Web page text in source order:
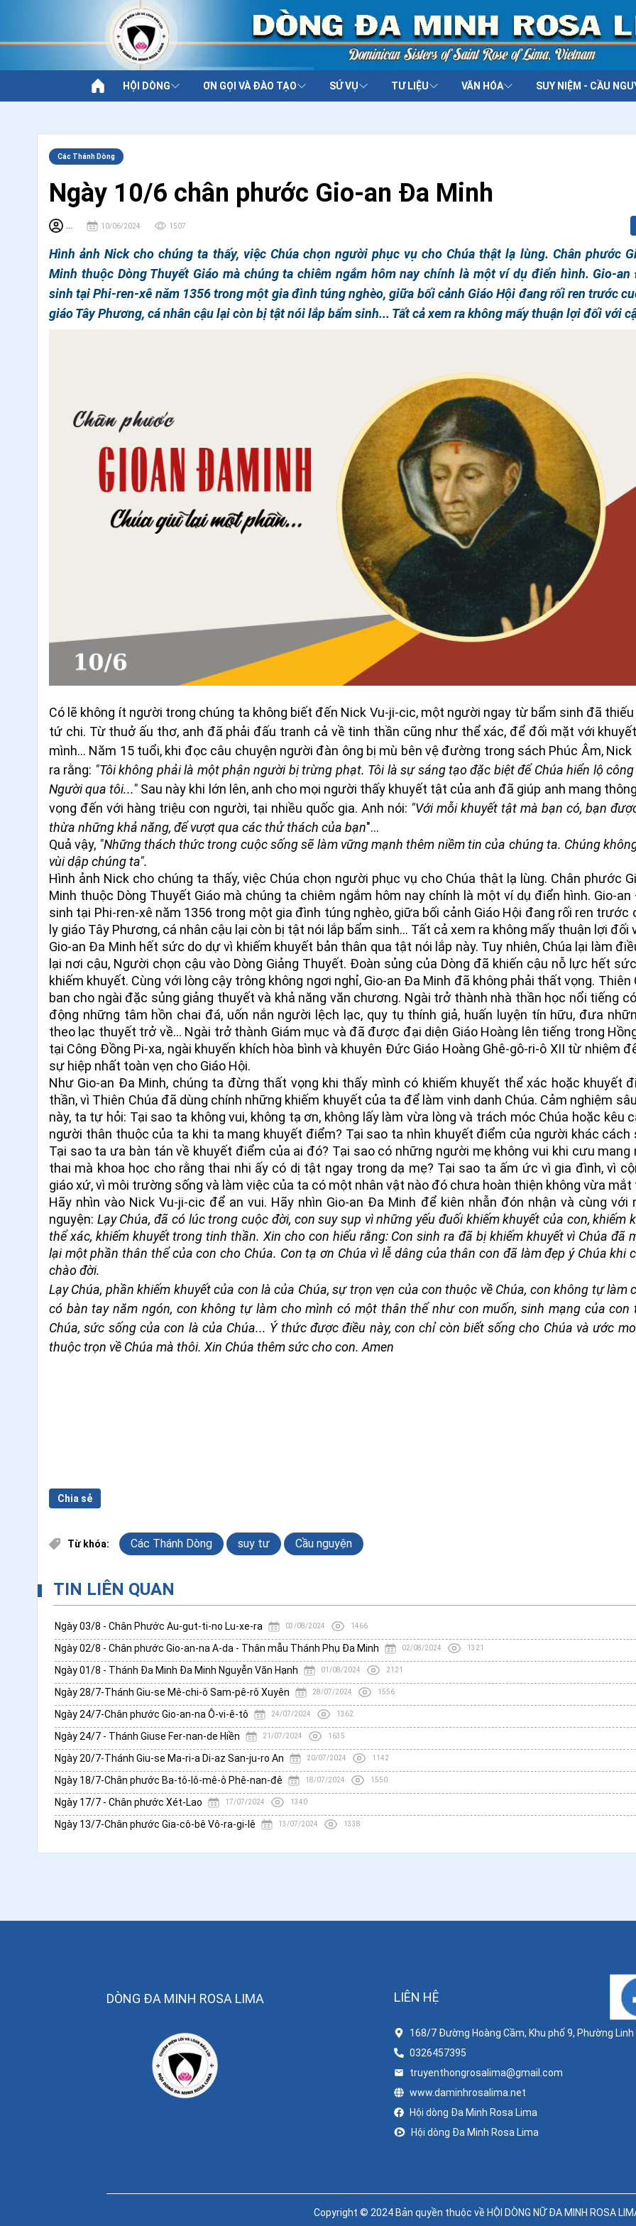
HỘI DÒNG ƠN GỌI VÀ ĐÀO TẠO SỨ VỤ TƯ LIỆU VĂN HÓA SUY NIỆM - CẦU
Các Thánh Dòng
Ngày 10/6 chân phước Gio-an Đa Minh
... 10/06/2024 1507
Hình ảnh Nick cho chúng ta thấy, việc Chúa chọn người phục vụ cho Chúa thật lạ lùng. Chân phước
Minh thuộc Dòng Thuyết Giáo mà chúng ta chiêm ngắm hôm nay chính là một ví dụ điển hình. Gio-an
sinh tại Phi-ren-xê năm 1356 trong một gia đình túng nghèo, giữa bối cảnh Giáo Hội đang rối ren trước
giáo Tây Phương, cá nhân cậu lại còn bị tật nói lắp bẩm sinh... Tất cả xem ra không mấy thuận lợi đối với
Có lẽ không ít người trong chúng ta không biết đến Nick Vu-ji-cic, một người ngay từ bẩm sinh đã
tứ chi. Từ thuở ấu thơ, anh đã phải đấu tranh cả về tinh thần cũng như thể xác, để đối mặt với
mình... Năm 15 tuổi, khi đọc câu chuyện người đàn ông bị mù bên vệ đường trong sách Phúc Âm,
ra rằng: "Tôi không phải là một phận người bị trừng phạt. Tôi là sự sáng tạo đặc biệt để Chúa hiển lộ công
Người qua tôi..." Sau này khi lớn lên, anh cho mọi người thấy khuyết tật của anh đã giúp anh mang
vọng đến với hàng triệu con người, tại nhiều quốc gia. Anh nói: "Với mỗi khuyết tật mà bạn có, bạn
thừa những khả năng, để vượt qua các thử thách của bạn"...
Quả vậy, "Những thách thức trong cuộc sống sẽ làm vững mạnh thêm niềm tin của chúng ta. Chúng
vùi dập chúng ta".
Hình ảnh Nick cho chúng ta thấy, việc Chúa chọn người phục vụ cho Chúa thật lạ lùng. Chân phước
Minh thuộc Dòng Thuyết Giáo mà chúng ta chiêm ngắm hôm nay chính là một ví dụ điển hình. Gio-an
sinh tại Phi-ren-xê năm 1356 trong một gia đình túng nghèo, giữa bối cảnh Giáo Hội đang rối ren trước
ly giáo Tây Phương, cá nhân cậu lại còn bị tật nói lắp bẩm sinh... Tất cả xem ra không mấy thuận lợi đối
Gio-an Đa Minh hết sức do dự vì khiếm khuyết bản thân qua tật nói lắp này. Tuy nhiên, Chúa lại làm
lại nơi cậu, Người chọn cậu vào Dòng Giảng Thuyết. Đoàn sủng của Dòng đã khiến cậu nỗ lực hết
khiếm khuyết. Cùng với lòng cậy trông không ngơi nghỉ, Gio-an Đa Minh đã không phải thất vọng. Thiên
ban cho ngài đặc sủng giảng thuyết và khả năng văn chương. Ngài trở thành nhà thần học nổi tiếng
động những tâm hồn chai đá, uốn nắn người lệch lạc, quy tụ thính giả, huấn luyện tín hữu, đưa
theo lạc thuyết trở về... Ngài trở thành Giám mục và đã được đại diện Giáo Hoàng lên tiếng trong
tại Công Đồng Pi-xa, ngài khuyến khích hòa bình và khuyên Đức Giáo Hoàng Ghê-gô-ri-ô XII từ nhiệm
sự hiệp nhất toàn vẹn cho Giáo Hội.
Như Gio-an Đa Minh, chúng ta đừng thất vọng khi thấy mình có khiếm khuyết thể xác hoặc khuyết
thần, vì Thiên Chúa đã dùng chính những khiếm khuyết của ta để làm vinh danh Chúa. Cảm nghiệm
này, ta tự hỏi: Tại sao ta không vui, không tạ ơn, không lấy làm vừa lòng và trách móc Chúa hoặc kêu
người thân thuộc của ta khi ta mang khuyết điểm? Tại sao ta nhìn khuyết điểm của người khác cách
Tại sao ta ưa bàn tán về khuyết điểm của ai đó? Tại sao có những người mẹ không vui khi cưu mang
thai mà khoa học cho rằng thai nhi ấy có dị tật ngay trong dạ mẹ? Tại sao ta ấm ức vì gia đình, vì
giáo xứ, vì môi trường sống và làm việc của ta có một nhân vật nào đó chưa hoàn thiện không vừa mắt
Hãy nhìn vào Nick Vu-ji-cic để an vui. Hãy nhìn Gio-an Đa Minh để kiên nhẫn đón nhận và cùng với
nguyện: Lạy Chúa, đã có lúc trong cuộc đời, con suy sụp vì những yếu đuối khiếm khuyết của con, khiếm
thể xác, khiếm khuyết trong tinh thần. Xin cho con hiểu rằng: Con sinh ra đã bị khiếm khuyết vì Chúa đã
lại một phần thân thể của con cho Chúa. Con tạ ơn Chúa vì lễ dâng của thân con đã làm đẹp ý Chúa khi
chào đời.
Lạy Chúa, phần khiếm khuyết của con là của Chúa, sự trọn vẹn của con thuộc về Chúa, con không tự làm
có bàn tay năm ngón, con không tự làm cho mình có một thân thể như con muốn, sinh mạng của con
Chúa, sức sống của con là của Chúa... Ý thức được điều này, con chỉ còn biết sống cho Chúa và ước
thuộc trọn về Chúa mà thôi. Xin Chúa thêm sức cho con. Amen
Chia sẻ
Từ khóa: Các Thánh Dòng suy tư Cầu nguyện
TIN LIÊN QUAN
Ngày 03/8 - Chân Phước Au-gut-ti-no Lu-xe-ra 03/08/2024 1466
Ngày 02/8 - Chân phước Gio-an-na A-da - Thân mẫu Thánh Phụ Đa Minh 02/08/2024 1321
Ngày 01/8 - Thánh Đa Minh Đa Minh Nguyễn Văn Hạnh 01/08/2024 2121
Ngày 28/7-Thánh Giu-se Mê-chi-ô Sam-pê-rô Xuyên 28/07/2024 1556
Ngày 24/7-Chân phước Gio-an-na Ô-vi-ê-tô 24/07/2024 1362
Ngày 24/7 - Thánh Giuse Fer-nan-de Hiền 21/07/2024 1635
Ngày 20/7-Thánh Giu-se Ma-ri-a Di-az San-ju-ro An 20/07/2024 1142
Ngày 18/7-Chân phước Ba-tô-lô-mê-ô Phê-nan-đê 18/07/2024 1550
Ngày 17/7 - Chân phước Xét-Lao 17/07/2024 1340
Ngày 13/7-Chân phước Gia-cô-bê Vô-ra-gi-lê 13/07/2024 1338
DÒNG ĐA MINH ROSA LIMA LIÊN HỆ
168/7 Đường Hoàng Cầm, Khu phố 9, Phường
0326457395
truyenthongrosalima@gmail.com
www.daminhrosalima.net
Hội dòng Đa Minh Rosa Lima
Hội dòng Đa Minh Rosa Lima
Copyright © 2024 Bản quyền thuộc về HỘI DÒNG NỮ ĐA MINH ROSA